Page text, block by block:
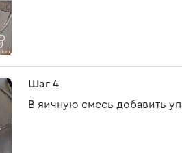
Шаг 4
В яичную смесь добавить